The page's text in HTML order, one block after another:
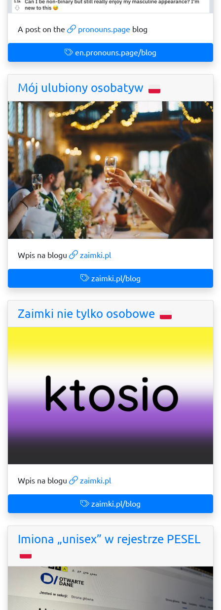
A post on the pronouns.page blog
en.pronouns.page/blog
Mój ulubiony osobatyw
Wpis na blogu zaimki.pl
zaimki.pl/blog
Zaimki nie tylko osobowe
Wpis na blogu zaimki.pl
zaimki.pl/blog
Imiona „unisex” w rejestrze PESEL